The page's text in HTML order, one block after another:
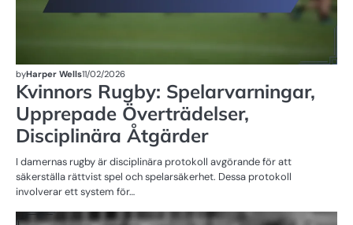
byHarper Wells11/02/2026
Kvinnors Rugby: Spelarvarningar,
Upprepade Överträdelser,
Disciplinära Åtgärder
I damernas rugby är disciplinära protokoll avgörande för att
säkerställa rättvist spel och spelarsäkerhet. Dessa protokoll
involverar ett system för…